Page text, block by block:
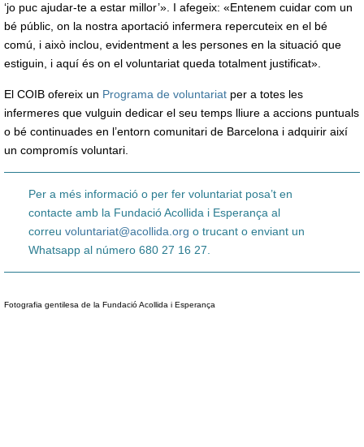
‘jo puc ajudar-te a estar millor’». I afegeix: «Entenem cuidar com un
bé públic, on la nostra aportació infermera repercuteix en el bé
comú, i això inclou, evidentment a les persones en la situació que
estiguin, i aquí és on el voluntariat queda totalment justificat».
El COIB ofereix un Programa de voluntariat per a totes les
infermeres que vulguin dedicar el seu temps lliure a accions puntuals
o bé continuades en l’entorn comunitari de Barcelona i adquirir així
un compromís voluntari.
Per a més informació o per fer voluntariat posa’t en
contacte amb la Fundació Acollida i Esperança al
correu voluntariat@acollida.org o trucant o enviant un
Whatsapp al número 680 27 16 27.
Fotografia gentilesa de la Fundació Acollida i Esperança